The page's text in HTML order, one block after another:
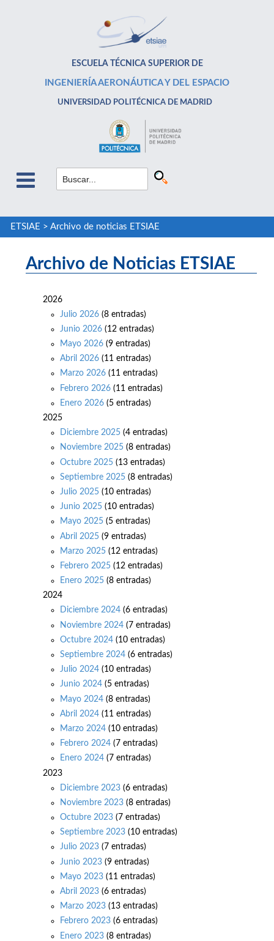
ESCUELA TÉCNICA SUPERIOR DE
INGENIERÍA AERONÁUTICA Y DEL ESPACIO
UNIVERSIDAD POLITÉCNICA DE MADRID
ETSIAE > Archivo de noticias ETSIAE
Archivo de Noticias ETSIAE
2026
Julio 2026 (8 entradas)
Junio 2026 (12 entradas)
Mayo 2026 (9 entradas)
Abril 2026 (11 entradas)
Marzo 2026 (11 entradas)
Febrero 2026 (11 entradas)
Enero 2026 (5 entradas)
2025
Diciembre 2025 (4 entradas)
Noviembre 2025 (8 entradas)
Octubre 2025 (13 entradas)
Septiembre 2025 (8 entradas)
Julio 2025 (10 entradas)
Junio 2025 (10 entradas)
Mayo 2025 (5 entradas)
Abril 2025 (9 entradas)
Marzo 2025 (12 entradas)
Febrero 2025 (12 entradas)
Enero 2025 (8 entradas)
2024
Diciembre 2024 (6 entradas)
Noviembre 2024 (7 entradas)
Octubre 2024 (10 entradas)
Septiembre 2024 (6 entradas)
Julio 2024 (10 entradas)
Junio 2024 (5 entradas)
Mayo 2024 (8 entradas)
Abril 2024 (11 entradas)
Marzo 2024 (10 entradas)
Febrero 2024 (7 entradas)
Enero 2024 (7 entradas)
2023
Diciembre 2023 (6 entradas)
Noviembre 2023 (8 entradas)
Octubre 2023 (7 entradas)
Septiembre 2023 (10 entradas)
Julio 2023 (7 entradas)
Junio 2023 (9 entradas)
Mayo 2023 (11 entradas)
Abril 2023 (6 entradas)
Marzo 2023 (13 entradas)
Febrero 2023 (6 entradas)
Enero 2023 (8 entradas)